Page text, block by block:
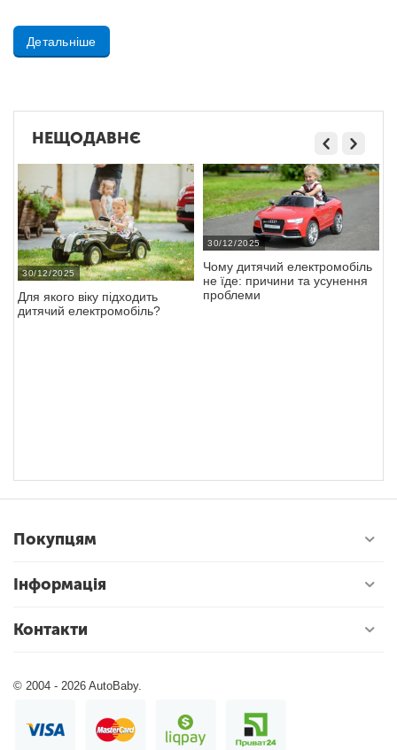
Детальніше
НЕЩОДАВНЄ
30/12/2025
Для якого віку підходить
дитячий електромобіль?
30/12/2025
Чому дитячий електромобіль
не їде: причини та усунення
проблеми
Покупцям
Інформація
Контакти
© 2004 - 2026 AutoBaby.